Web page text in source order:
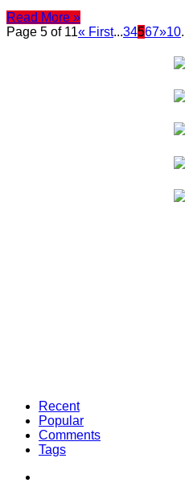
Read More »
Page 5 of 11« First...34567»10
Recent
Popular
Comments
Tags